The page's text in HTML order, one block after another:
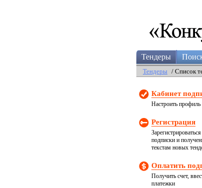
Тендеры
Тендеры / Список
Кабинет
Настроить профиль
Регистрация
подписки и
текстам новых
Оплатить
Получить счет,
платежки